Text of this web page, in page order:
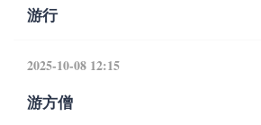
游行
2025-10-08 12:15
游方僧